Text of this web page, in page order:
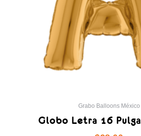
Grabo Balloons México
Globo Letra 16